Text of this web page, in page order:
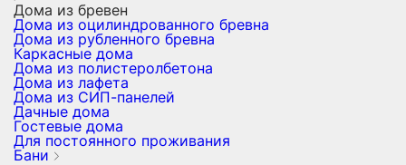
Дома из бревен
Дома из оцилиндрованного бревна
Дома из рубленного бревна
Каркасные дома
Дома из полистеролбетона
Дома из лафета
Дома из СИП-панелей
Дачные дома
Гостевые дома
Для постоянного проживания
Бани